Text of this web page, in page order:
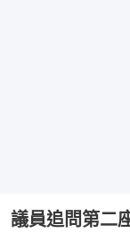
議員追問第二